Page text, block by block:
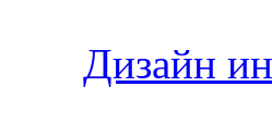
Дизайн